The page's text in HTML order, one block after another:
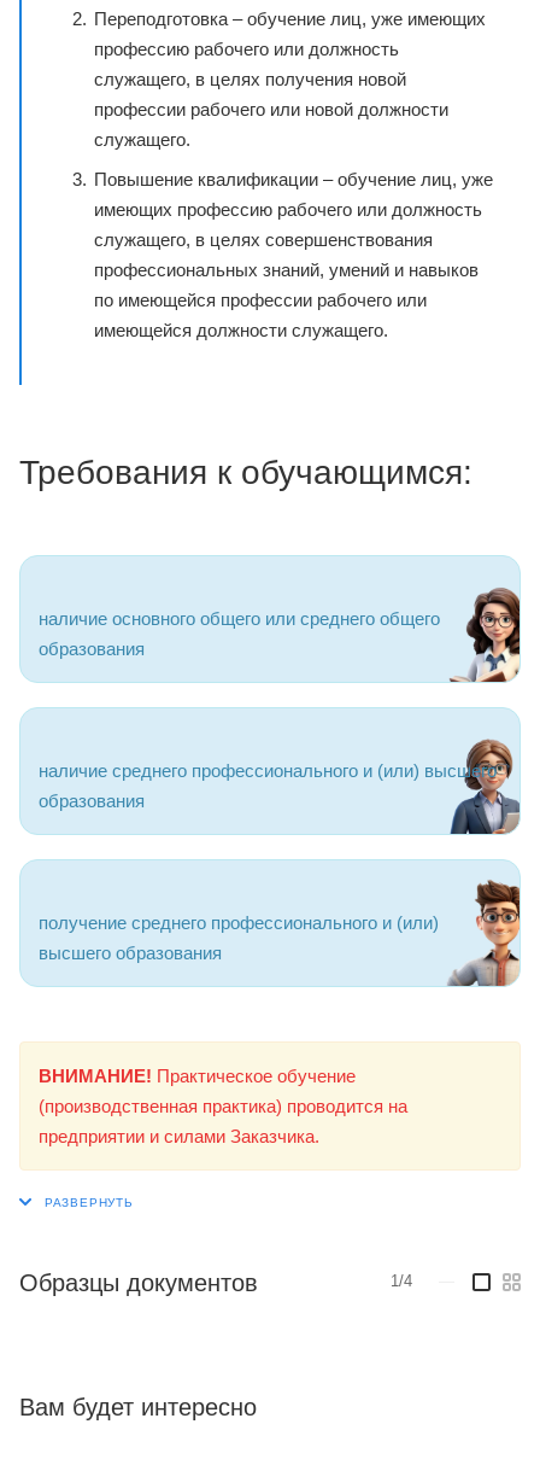
Переподготовка – обучение лиц, уже имеющих
профессию рабочего или должность
служащего, в целях получения новой
профессии рабочего или новой должности
служащего.
Повышение квалификации – обучение лиц, уже
имеющих профессию рабочего или должность
служащего, в целях совершенствования
профессиональных знаний, умений и навыков
по имеющейся профессии рабочего или
имеющейся должности служащего.
Требования к обучающимся:
наличие основного общего или среднего общего
образования
наличие среднего профессионального и (или) высшего
образования
получение среднего профессионального и (или)
высшего образования
ВНИМАНИЕ! Практическое обучение
(производственная практика) проводится на
предприятии и силами Заказчика.
Образцы документов 1/4
Вам будет интересно